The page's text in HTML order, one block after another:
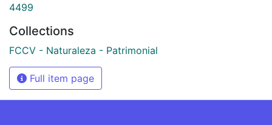
4499
Collections
FCCV - Naturaleza - Patrimonial
Full item page